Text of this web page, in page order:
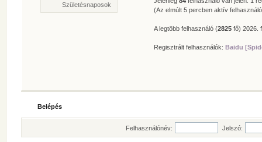
(Az elmúlt 5 percben aktív
A legtöbb felhasználó (2825 fő) 2026.
Regisztrált felhasználók: Baidu
* Legújabb regisztrált tagunk:Zolee
Születésnaposok
Belépés
Felhasználónév: Jelszó: